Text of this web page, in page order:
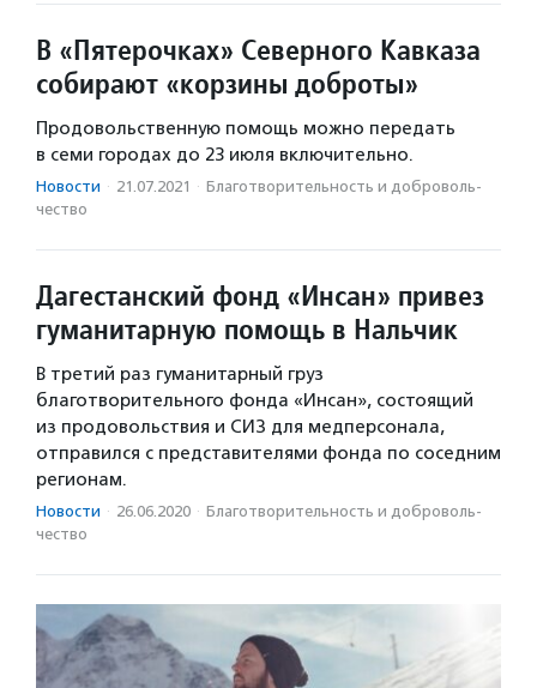
В «Пятерочках» Северного Кавказа
собирают «корзины доброты»
Продовольственную помощь можно передать
в семи городах до 23 июля включительно.
Новости · 21.07.2021 · Благотвори­тель­ность и доброволь­
чест­во
Дагестанский фонд «Инсан» привез
гуманитарную помощь в Нальчик
В третий раз гуманитарный груз
благотворительного фонда «Инсан», состоящий
из продовольствия и СИЗ для медперсонала,
отправился с представителями фонда по соседним
регионам.
Новости · 26.06.2020 · Благотвори­тель­ность и доброволь­
чест­во